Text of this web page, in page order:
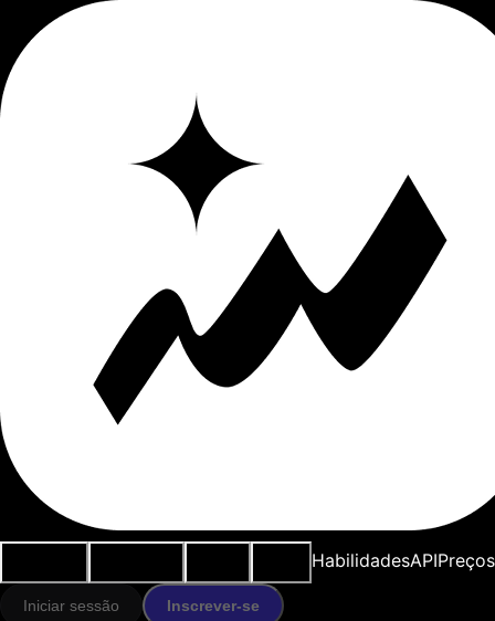
HabilidadesAPIPreços
Iniciar sessão Inscrever-se